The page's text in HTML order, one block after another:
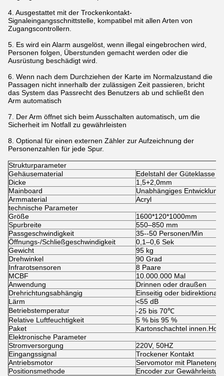
4. Ausgestattet mit der Trockenkontakt-
Signaleingangsschnittstelle, kompatibel mit allen Arten von
Zugangscontrollern.
5. Es wird ein Alarm ausgelöst, wenn illegal eingebrochen wird,
Personen folgen, Überstunden gemacht werden oder die
Ausrüstung beschädigt wird.
6. Wenn nach dem Durchziehen der Karte im Normalzustand die
Passagen nicht innerhalb der zulässigen Zeit passieren, bricht
das System das Passrecht des Benutzers ab und schließt den
Arm automatisch
7. Der Arm öffnet sich beim Ausschalten automatisch, um die
Sicherheit im Notfall zu gewährleisten
8. Optional für einen externen Zähler zur Aufzeichnung der
Personenzahlen für jede Spur.
Strukturparameter
Gehäusematerial
Edelstahl der Güteklasse
Dicke
1,5+2,0mm
Mainboard
Unabhängiges
Armmaterial
Acryl
technische Parameter
Größe
1600*120*1000mm
Spurbreite
550–850 mm
Passgeschwindigkeit
35--50 Personen/Min
Öffnungs-/Schließgeschwindigkeit
0,1–0,6 Sek
Gewicht
95 kg
Drehwinkel
90 Grad
Infrarotsensoren
8 Paare
MCBF
10.000.000 Mal
Anwendung
Drinnen oder draußen
Drehrichtungsabhängig
Einseitig oder bidirektional
Lärm
<55 dB
Betriebstemperatur
-25 bis 70℃
Relative Luftfeuchtigkeit
5 % bis 95 %
Paket
Kartonschachtel
Elektronische Parameter
Stromversorgung
220V, 50HZ
Eingangssignal
Trockener Kontakt
Antriebsmotor
Servomotor mit
Positionsmethode
Encoder zur